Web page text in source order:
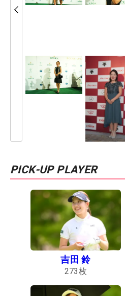
PICK-UP PLAYER
吉田 鈴
273枚